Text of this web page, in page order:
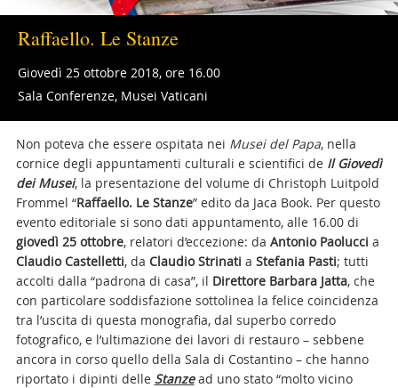
Raffaello. Le Stanze
Giovedì 25 ottobre 2018, ore 16.00
Sala Conferenze, Musei Vaticani
Non poteva che essere ospitata nei Musei del Papa, nella
cornice degli appuntamenti culturali e scientifici de Il Giovedì
dei Musei, la presentazione del volume di Christoph Luitpold
Frommel “Raffaello. Le Stanze” edito da Jaca Book. Per questo
evento editoriale si sono dati appuntamento, alle 16.00 di
giovedì 25 ottobre, relatori d’eccezione: da Antonio Paolucci a
Claudio Castelletti, da Claudio Strinati a Stefania Pasti; tutti
accolti dalla “padrona di casa”, il Direttore Barbara Jatta, che
con particolare soddisfazione sottolinea la felice coincidenza
tra l’uscita di questa monografia, dal superbo corredo
fotografico, e l’ultimazione dei lavori di restauro – sebbene
ancora in corso quello della Sala di Costantino – che hanno
riportato i dipinti delle Stanzead uno stato “molto vicino